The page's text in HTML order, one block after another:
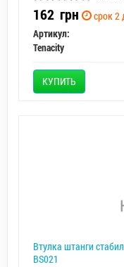
162 грн
срок 2
Артикул:
Tenacity
КУПИТЬ
Втулка штанги
BS021